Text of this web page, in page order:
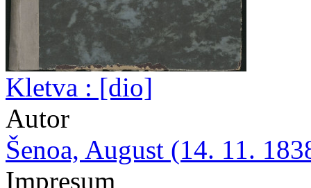
Kletva : [dio]
Autor
Šenoa, August (14. 11.
Impresum